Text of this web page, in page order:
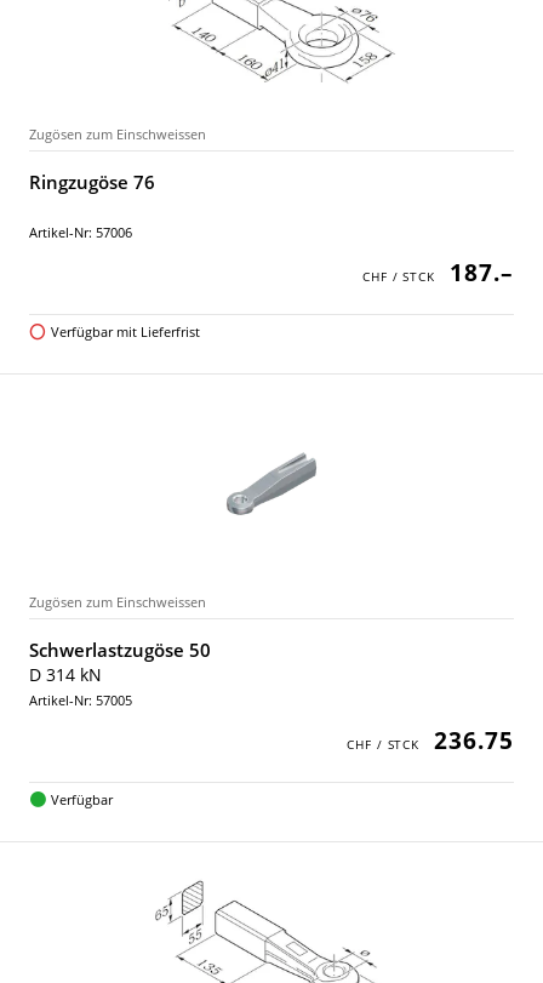
Zugösen zum Einschweissen
Ringzugöse 76
Artikel-Nr: 57006
187.–
Verfügbar mit Lieferfrist
Zugösen zum Einschweissen
Schwerlastzugöse 50
D 314 kN
Artikel-Nr: 57005
236.75
Verfügbar